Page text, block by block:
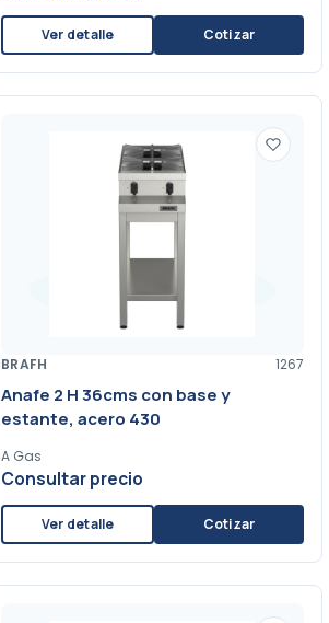
Ver detalle Cotizar
BRAFH 1267
Anafe 2 H 36cms con base y
estante, acero 430
A Gas
Consultar precio
Ver detalle Cotizar